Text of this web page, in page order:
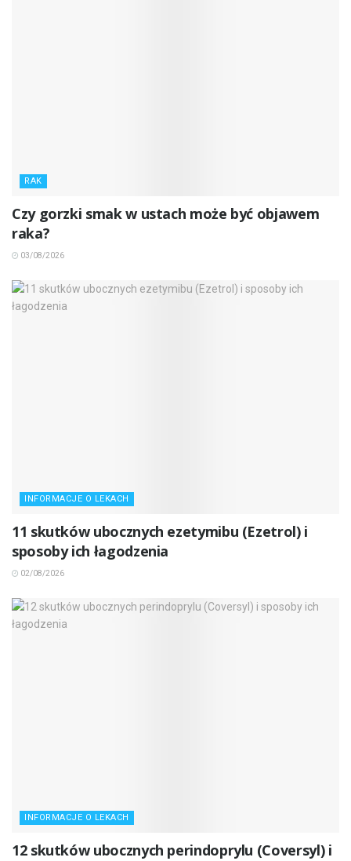
RAK
Czy gorzki smak w ustach może być objawem
raka?
03/08/2026
INFORMACJE O LEKACH
11 skutków ubocznych ezetymibu (Ezetrol) i
sposoby ich łagodzenia
02/08/2026
INFORMACJE O LEKACH
12 skutków ubocznych perindoprylu (Coversyl) i